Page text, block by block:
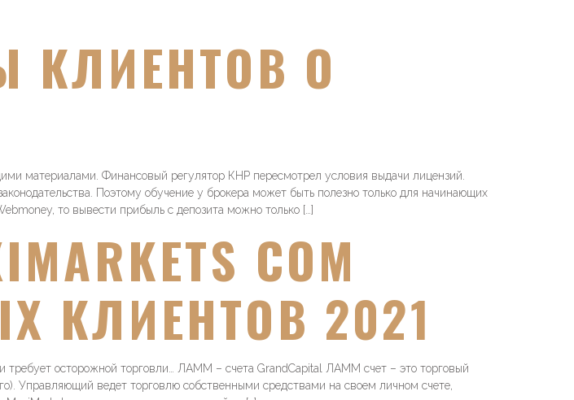
О
материалами. Финансовый регулятор КНР пересмотрел условия выдачи лицензий.
Поэтому обучение у брокера может быть полезно только для начинающих
то вывести прибыль с депозита можно только […]
COM
КЛИЕНТОВ 2021
требует осторожной торговли… ЛАММ – счета GrandCapital ЛАММ счет – это торговый
Управляющий ведет торговлю собственными средствами на своем личном счете,